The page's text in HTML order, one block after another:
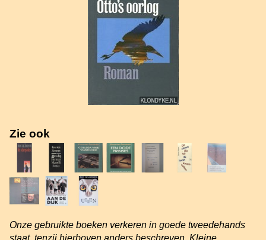
Zie ook
Onze gebruikte boeken verkeren in goede tweedehands